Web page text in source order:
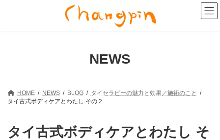
NEWS
HOME NEWS BLOG
タイセラピーの魅力と効果／施術のこと
タイ古式ボディケアとわたし その２
タイ古式ボディケアとわたし そ